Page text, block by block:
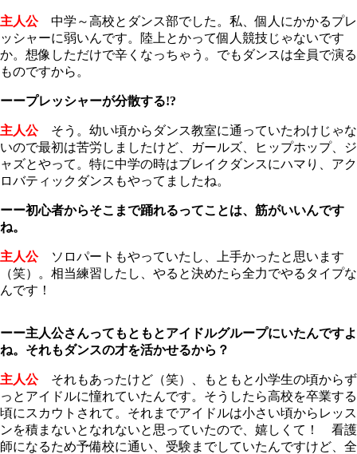
主人公中学～高校とダンス部でした。私、個人にかかるプレ
ッシャーに弱いんです。陸上とかって個人競技じゃないです
か。想像しただけで辛くなっちゃう。でもダンスは全員で演る
ものですから。
ーープレッシャーが分散する!?
主人公そう。幼い頃からダンス教室に通っていたわけじゃな
いので最初は苦労しましたけど、ガールズ、ヒップホップ、ジ
ャズとやって。特に中学の時はブレイクダンスにハマり、アク
ロバティックダンスもやってましたね。
ーー初心者からそこまで踊れるってことは、筋がいいんです
ね。
主人公ソロパートもやっていたし、上手かったと思います
（笑）。相当練習したし、やると決めたら全力でやるタイプな
んです！
ーー主人公さんってもともとアイドルグループにいたんですよ
ね。それもダンスの才を活かせるから？
主人公それもあったけど（笑）、もともと小学生の頃からず
っとアイドルに憧れていたんです。そうしたら高校を卒業する
頃にスカウトされて。それまでアイドルは小さい頃からレッス
ンを積まないとなれないと思っていたので、嬉しくて！ 看護
師になるため予備校に通い、受験までしていたんですけど、全